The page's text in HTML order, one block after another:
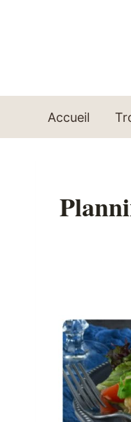
Accueil